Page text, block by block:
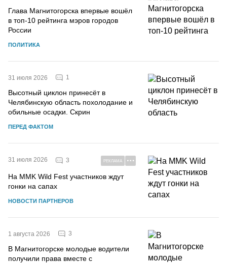
Глава Магнитогорска впервые вошёл
в топ-10 рейтинга мэров городов
России
ПОЛИТИКА
31 июля 2026 1
Высотный циклон принесёт в
Челябинскую область похолодание и
обильные осадки. Скрин
ПЕРЕД ФАКТОМ
31 июля 2026 3 РЕКЛАМА
На MMK Wild Fest участников ждут
гонки на сапах
НОВОСТИ ПАРТНЕРОВ
1 августа 2026 3
В Магнитогорске молодые водители
получили права вместе с